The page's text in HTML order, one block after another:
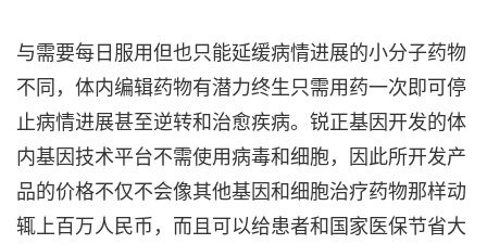
与需要每日服用但也只能延缓病情进展的小分子药物
不同，体内编辑药物有潜力终生只需用药一次即可停
止病情进展甚至逆转和治愈疾病。锐正基因开发的体
内基因技术平台不需使用病毒和细胞，因此所开发产
品的价格不仅不会像其他基因和细胞治疗药物那样动
辄上百万人民币，而且可以给患者和国家医保节省大